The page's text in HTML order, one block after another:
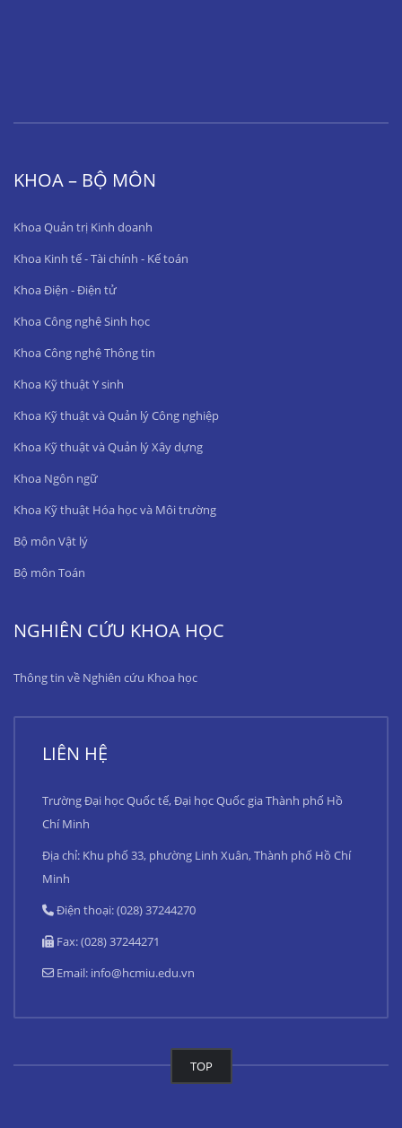
KHOA – BỘ MÔN
Khoa Quản trị Kinh doanh
Khoa Kinh tế - Tài chính - Kế toán
Khoa Điện - Điện tử
Khoa Công nghệ Sinh học
Khoa Công nghệ Thông tin
Khoa Kỹ thuật Y sinh
Khoa Kỹ thuật và Quản lý Công nghiệp
Khoa Kỹ thuật và Quản lý Xây dựng
Khoa Ngôn ngữ
Khoa Kỹ thuật Hóa học và Môi trường
Bộ môn Vật lý
Bộ môn Toán
NGHIÊN CỨU KHOA HỌC
Thông tin về Nghiên cứu Khoa học
LIÊN HỆ
Trường Đại học Quốc tế, Đại học Quốc gia Thành phố Hồ
Chí Minh
Địa chỉ: Khu phố 33, phường Linh Xuân, Thành phố Hồ Chí
Minh
Điện thoại: (028) 37244270
Fax: (028) 37244271
Email: info@hcmiu.edu.vn
TOP